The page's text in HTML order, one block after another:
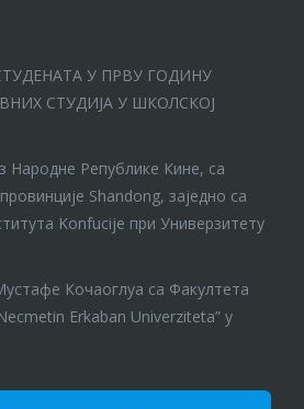
У ПРВУ ГОДИНУ
СТУДИЈА У ШКОЛСКОЈ
Народне Републике Кине, са
Shandong, заједно са
Konfucije при Универзитету
Кочаоглуа са Факултета
Erkaban Univerziteta” у